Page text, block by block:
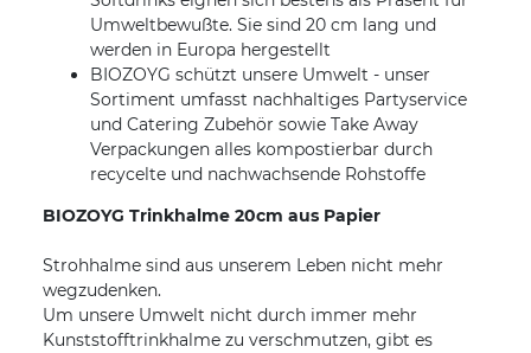
Umweltbewußte. Sie sind 20 cm lang und
werden in Europa hergestellt
BIOZOYG schützt unsere Umwelt - unser
Sortiment umfasst nachhaltiges Partyservice
und Catering Zubehör sowie Take Away
Verpackungen alles kompostierbar durch
recycelte und nachwachsende Rohstoffe
BIOZOYG Trinkhalme 20cm aus Papier
Strohhalme sind aus unserem Leben nicht mehr
wegzudenken.
Um unsere Umwelt nicht durch immer mehr
Kunststofftrinkhalme zu verschmutzen, gibt es